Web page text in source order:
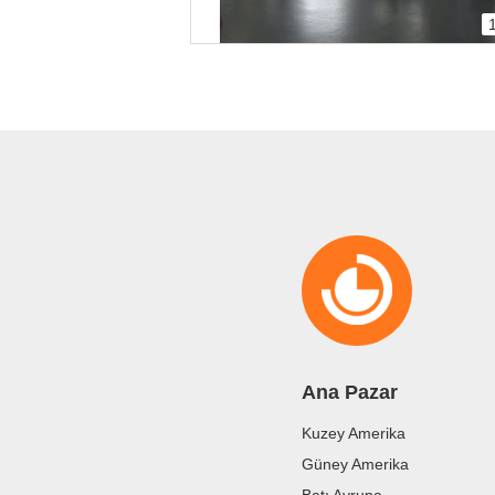
1
Ana Pazar
Kuzey Amerika
Güney Amerika